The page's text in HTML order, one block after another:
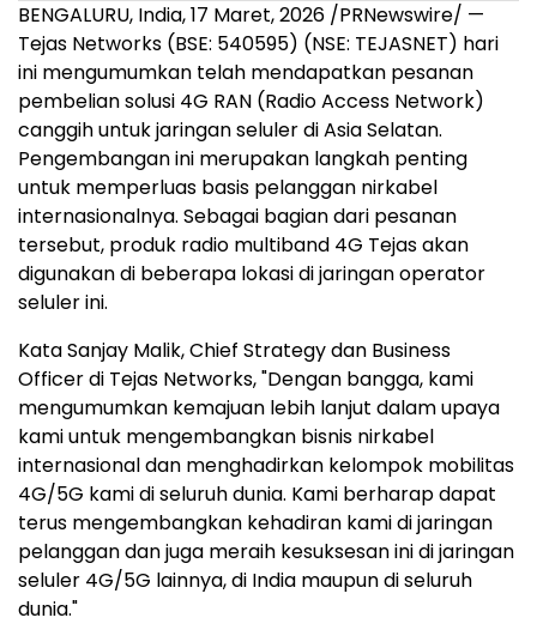
BENGALURU, India,17 Maret, 2026 /PRNewswire/ —
Tejas Networks (BSE: 540595) (NSE: TEJASNET) hari
ini mengumumkan telah mendapatkan pesanan
pembelian solusi 4G RAN (Radio Access Network)
canggih untuk jaringan seluler di Asia Selatan.
Pengembangan ini merupakan langkah penting
untuk memperluas basis pelanggan nirkabel
internasionalnya. Sebagai bagian dari pesanan
tersebut, produk radio multiband 4G Tejas akan
digunakan di beberapa lokasi di jaringan operator
seluler ini.
Kata Sanjay Malik, Chief Strategy dan Business
Officer di Tejas Networks, "Dengan bangga, kami
mengumumkan kemajuan lebih lanjut dalam upaya
kami untuk mengembangkan bisnis nirkabel
internasional dan menghadirkan kelompok mobilitas
4G/5G kami di seluruh dunia. Kami berharap dapat
terus mengembangkan kehadiran kami di jaringan
pelanggan dan juga meraih kesuksesan ini di jaringan
seluler 4G/5G lainnya, di India maupun di seluruh
dunia."